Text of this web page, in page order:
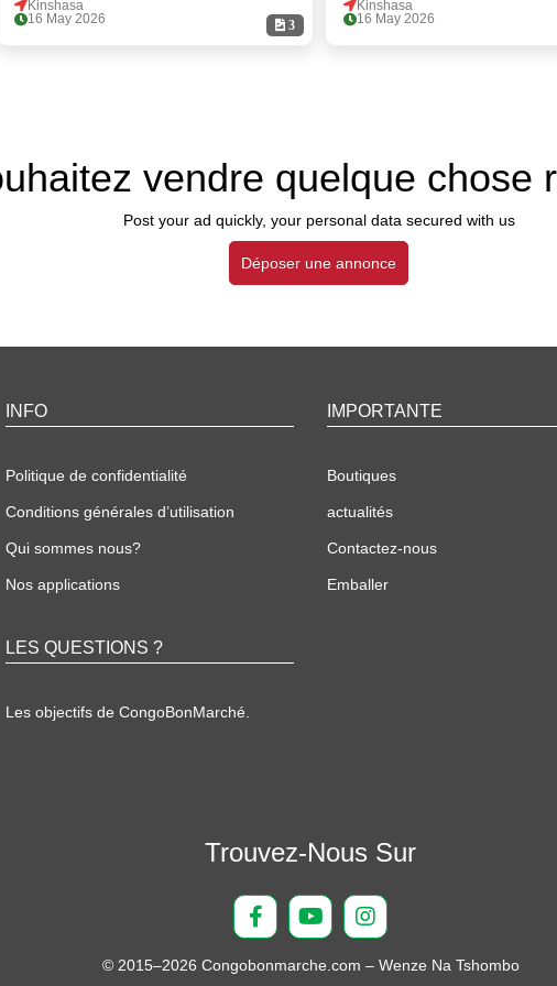
3
Kinshasa
16 May 2026
Kinshasa
16 May 2026
vendre quelque chose
Post your ad quickly, your personal data secured with us
Déposer une annonce
INFO
Politique de confidentialité
Conditions générales d’utilisation
Qui sommes nous?
Nos applications
LES QUESTIONS ?
Les objectifs de CongoBonMarché.
IMPORTANTE
Boutiques
actualités
Contactez-nous
Emballer
Trouvez-Nous Sur
© 2015–2026 Congobonmarche.com – Wenze Na Tshombo